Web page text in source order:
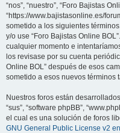
“nos”, “nuestro”, “Foro Bajistas
“https://www.bajistasonline.es/
sometido a los siguientes
y/o use “Foro Bajistas Online
cualquier momento e
los revisase por su cuenta
Online BOL” después de esos
sometido a esos nuevos términos
Nuestros foros están
“sus”, “software phpBB”,
el cual es una solución de foros
GNU General Public License v2